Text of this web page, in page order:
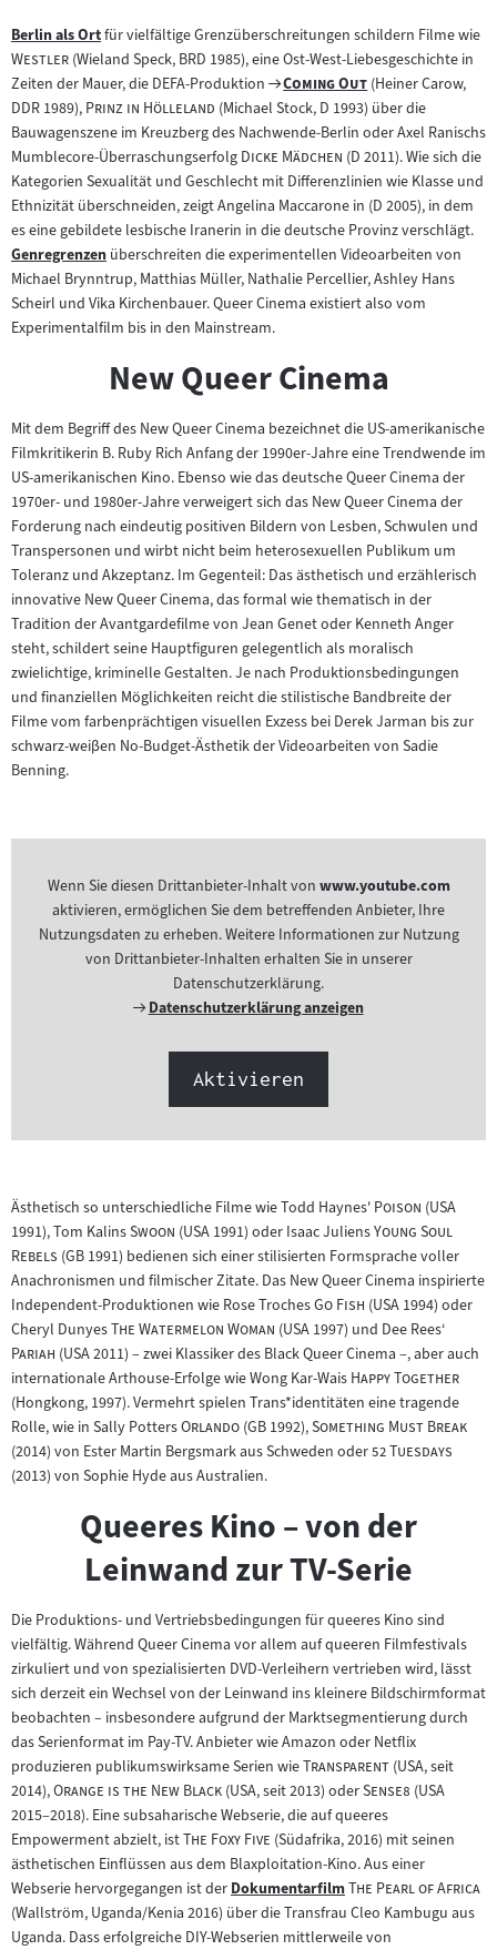
Zum
Inhalt:
Berlin als Ortfür vielfältige Grenzüberschreitungen schildern Filme wie"
Westler"(Wieland Speck, BRD 1985), eine Ost-West-Liebesgeschichte in
Zeiten der Mauer, die DEFA-Produktion
Zum
Filmarchiv:
"
Coming Out"(Heiner Carow,
DDR 1989), "Prinz in Hölleland "(Michael Stock, D 1993) über die
Bauwagenszene im Kreuzberg des Nachwende-Berlin oder Axel Ranischs
Mumblecore-Überraschungserfolg "Dicke Mädchen "(D 2011). Wie sich die
Kategorien Sexualität und Geschlecht mit Differenzlinien wie Klasse und
Ethnizität überschneiden, zeigt Angelina Maccarone in (D 2005), in dem
es eine gebildete lesbische Iranerin in die deutsche Provinz verschlägt.
Zum
Inhalt:
Genregrenzen überschreiten die experimentellen Videoarbeiten von
Michael Brynntrup, Matthias Müller, Nathalie Percellier, Ashley Hans
Scheirl und Vika Kirchenbauer. Queer Cinema existiert also vom
Experimentalfilm bis in den Mainstream.
New Queer Cinema
Mit dem Begriff des New Queer Cinema bezeichnet die US-amerikanische
Filmkritikerin B. Ruby Rich Anfang der 1990er-Jahre eine Trendwende im
US-amerikanischen Kino. Ebenso wie das deutsche Queer Cinema der
1970er- und 1980er-Jahre verweigert sich das New Queer Cinema der
Forderung nach eindeutig positiven Bildern von Lesben, Schwulen und
Transpersonen und wirbt nicht beim heterosexuellen Publikum um
Toleranz und Akzeptanz. Im Gegenteil: Das ästhetisch und erzählerisch
innovative New Queer Cinema, das formal wie thematisch in der
Tradition der Avantgardefilme von Jean Genet oder Kenneth Anger
steht, schildert seine Hauptfiguren gelegentlich als moralisch
zwielichtige, kriminelle Gestalten. Je nach Produktionsbedingungen
und finanziellen Möglichkeiten reicht die stilistische Bandbreite der
Filme vom farbenprächtigen visuellen Exzess bei Derek Jarman bis zur
schwarz-weiβen No-Budget-Ästhetik der Videoarbeiten von Sadie
Benning.
Wenn Sie diesen Drittanbieter-Inhalt von www.youtube.com
aktivieren, ermöglichen Sie dem betreffenden Anbieter, Ihre
Nutzungsdaten zu erheben. Weitere Informationen zur Nutzung
von Drittanbieter-Inhalten erhalten Sie in unserer
Datenschutzerklärung.
Externer
Datenschutzerklärung anzeigen
Aktivieren
Ästhetisch so unterschiedliche Filme wie Todd Haynes' "Poison "(USA
1991), Tom Kalins"
Swoon "(USA 1991) oder Isaac Juliens"
Young Soul
Rebels "(GB 1991) bedienen sich einer stilisierten Formsprache voller
Anachronismen und filmischer Zitate. Das New Queer Cinema inspirierte
Independent-Produktionen wie Rose Troches"
Go Fish "(USA 1994) oder
Cheryl Dunyes"
The Watermelon Woman "(USA 1997) und Dee Rees‘"
Pariah "(USA 2011) – zwei Klassiker des Black Queer Cinema –, aber auch
internationale Arthouse-Erfolge wie Wong Kar-Wais "Happy Together"
(Hongkong, 1997). Vermehrt spielen Trans*identitäten eine tragende
Rolle, wie in Sally Potters"
Orlando"(GB 1992),"
Something Must Break"
(2014) von Ester Martin Bergsmark aus Schweden oder"
52 Tuesdays
(2013) von Sophie Hyde aus Australien.
Queeres Kino – von der
Leinwand zur TV-Serie
Die Produktions- und Vertriebsbedingungen für queeres Kino sind
vielfältig. Während Queer Cinema vor allem auf queeren Filmfestivals
zirkuliert und von spezialisierten DVD-Verleihern vertrieben wird, lässt
sich derzeit ein Wechsel von der Leinwand ins kleinere Bildschirmformat
beobachten – insbesondere aufgrund der Marktsegmentierung durch
das Serienformat im Pay-TV. Anbieter wie Amazon oder Netflix
produzieren publikumswirksame Serien wie"
Transparent"(USA, seit
2014),"
Orange is the New Black"(USA, seit 2013) oder"
Sense8 "(USA
2015–2018). Eine subsaharische Webserie, die auf queeres
Empowerment abzielt, ist"
The Foxy Five "(Südafrika, 2016) mit seinen
ästhetischen Einflüssen aus dem Blaxploitation-Kino. Aus einer
Webserie hervorgegangen ist derZum
Inhalt:
Dokumentarfilm"
The Pearl of Africa"
(Wallström, Uganda/Kenia 2016) über die Transfrau Cleo Kambugu aus
Uganda. Dass erfolgreiche DIY-Webserien mittlerweile von